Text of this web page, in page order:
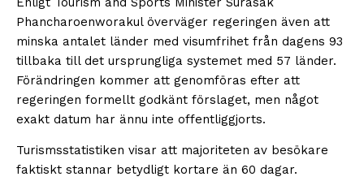
Phancharoenworakul överväger regeringen även att
minska antalet länder med visumfrihet från dagens 93
tillbaka till det ursprungliga systemet med 57 länder.
Förändringen kommer att genomföras efter att
regeringen formellt godkänt förslaget, men något
exakt datum har ännu inte offentliggjorts.
Turismsstatistiken visar att majoriteten av besökare
faktiskt stannar betydligt kortare än 60 dagar.